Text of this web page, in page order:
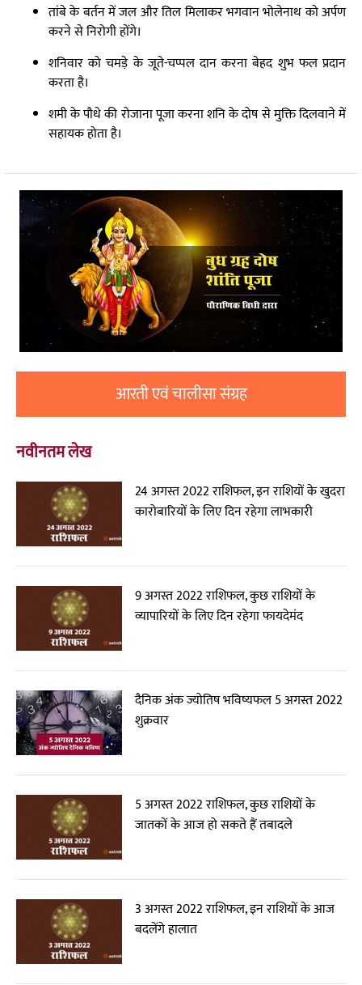
तांबे के बर्तन में जल और तिल मिलाकर भगवान भोलेनाथ को अर्पण
करने से निरोगी होंगे।
शनिवार को चमड़े के जूते-चप्पल दान करना बेहद शुभ फल प्रदान
करता है।
शमी के पौधे की रोजाना पूजा करना शनि के दोष से मुक्ति दिलवाने में
सहायक होता है।
आरती एवं चालीसा संग्रह
नवीनतम लेख
24 अगस्त 2022 राशिफल, इन राशियों के खुदरा
कारोबारियों के लिए दिन रहेगा लाभकारी
9 अगस्त 2022 राशिफल, कुछ राशियों के
व्यापारियों के लिए दिन रहेगा फायदेमंद
दैनिक अंक ज्योतिष भविष्यफल 5 अगस्त 2022
शुक्रवार
5 अगस्त 2022 राशिफल, कुछ राशियों के
जातकों के आज हो सकते हैं तबादले
3 अगस्त 2022 राशिफल, इन राशियों के आज
बदलेंगे हालात